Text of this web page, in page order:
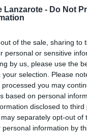
Lanzarote - Do Not
of the sale, sharing to
personal or sensitive
by us, please use the
selection. Please
you may
based on personal
disclosed to
separately opt-out of
personal information by
impulsado desde
de los
(OCASS), combina
y trabajo de
con la
de un millar de
profesionales y
se ha llevado a
con la